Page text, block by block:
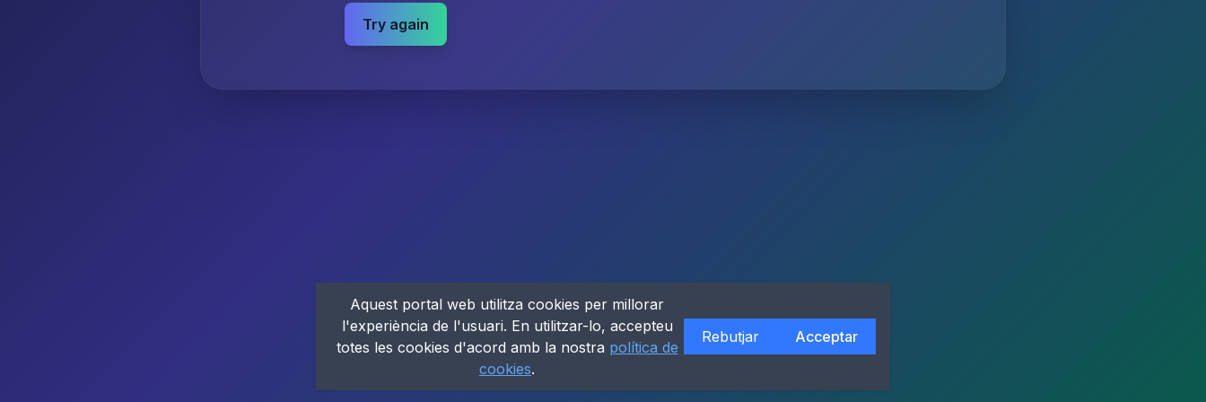
Try again
Aquest portal web utilitza cookies per millorar
l'experiència de l'usuari. En utilitzar-lo, accepteu
totes les cookies d'acord amb la nostra política de
cookies.
Rebutjar Acceptar